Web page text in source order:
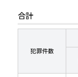
合計
犯罪件数